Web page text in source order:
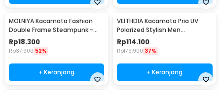
MOLNIYA Kacamata Fashion
Double Frame Steampunk -
NE60
Rp18.300
Rp37.900 52%
+ Keranjang
VEITHDIA Kacamata Pria UV
Polarized Stylish Men
Sunglasses - 6588
Rp114.100
Rp179.900 37%
+ Keranjang